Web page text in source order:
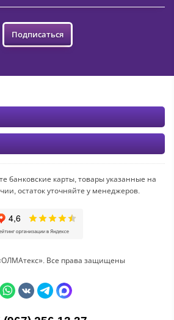
Подписаться
банковские карты, товары указанные на
остаток уточняйте у менеджеров.
Все права защищены